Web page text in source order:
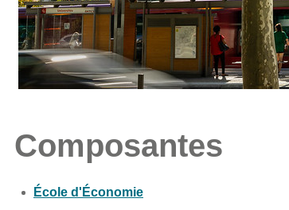
Composantes
École d'Économie